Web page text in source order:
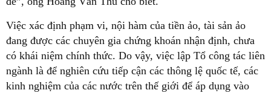
Việc xác định phạm vi, nội hàm của tiền ảo, tài sản ảo
đang được các chuyên gia chứng khoán nhận định, chưa
có khái niệm chính thức. Do vậy, việc lập Tổ công tác liên
ngành là để nghiên cứu tiếp cận các thông lệ quốc tế, các
kinh nghiệm của các nước trên thế giới để áp dụng vào